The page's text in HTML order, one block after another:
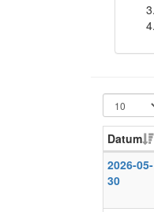
Datum
2026-05-
30